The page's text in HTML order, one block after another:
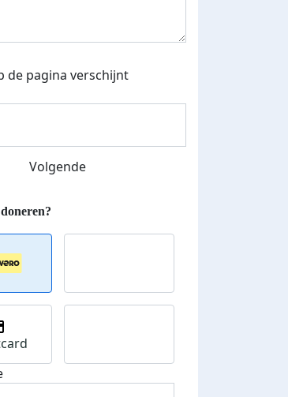
verhoogd
de pagina verschijnt
Volgende